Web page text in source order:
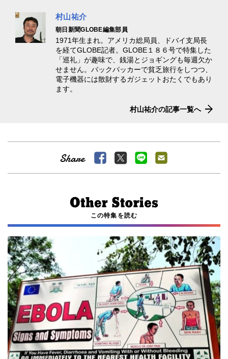
村山祐介
朝日新聞GLOBE編集部員
1971年生まれ。アメリカ総局員、ドバイ支局長
を経てGLOBE記者。GLOBE１８６号で特集した
「巡礼」が趣味で、銭湯とジョギングも毎週欠か
せません。バックパッカーで貧乏旅行をしつつ、
電子機器には散財するガジェットおたくでもあり
ます。
村山祐介の記事一覧へ
この特集を読む